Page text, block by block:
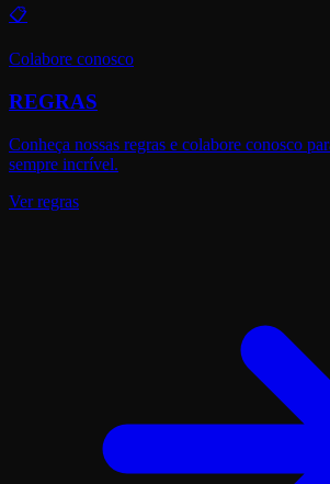
📋
Colabore conosco
REGRAS
Conheça nossas regras e colabore conosco
sempre incrível.
Ver regras